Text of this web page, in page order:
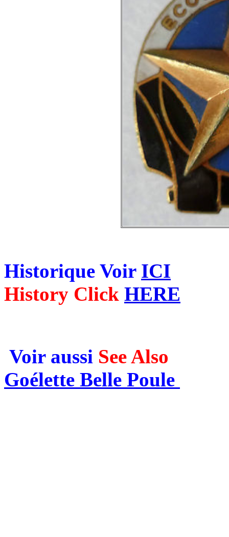
Historique Voir ICI
History Click HERE
Voir aussi See Also
Goélette Belle Poule